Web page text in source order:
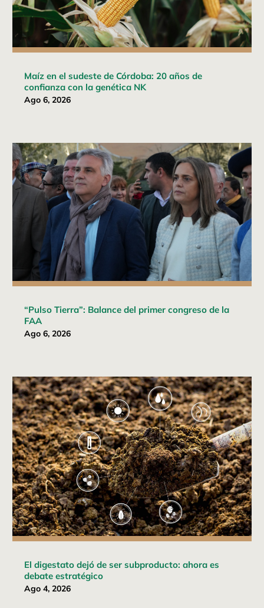
Maíz en el sudeste de Córdoba: 20 años de
confianza con la genética NK
Ago 6, 2026
“Pulso Tierra”: Balance del primer congreso de la
FAA
Ago 6, 2026
El digestato dejó de ser subproducto: ahora es
debate estratégico
Ago 4, 2026